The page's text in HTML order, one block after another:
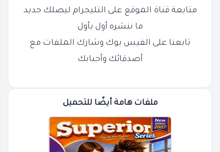
متابعة قناة الموقع على التليجرام ليصلك جديد
ما ننشره أول بأول
تابعنا على الفيس بوك وشارك الملفات مع
أصدقائك وأحبابك
ملفات هامة أيضًا للتحميل